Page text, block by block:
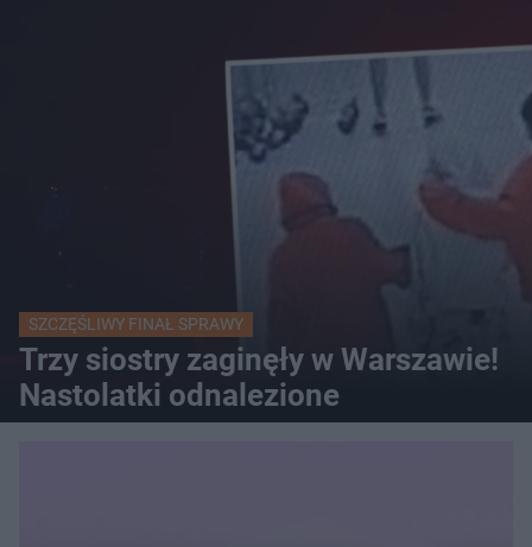
SZCZĘŚLIWY FINAŁ SPRAWY
Trzy siostry zaginęły w Warszawie!
Nastolatki odnalezione